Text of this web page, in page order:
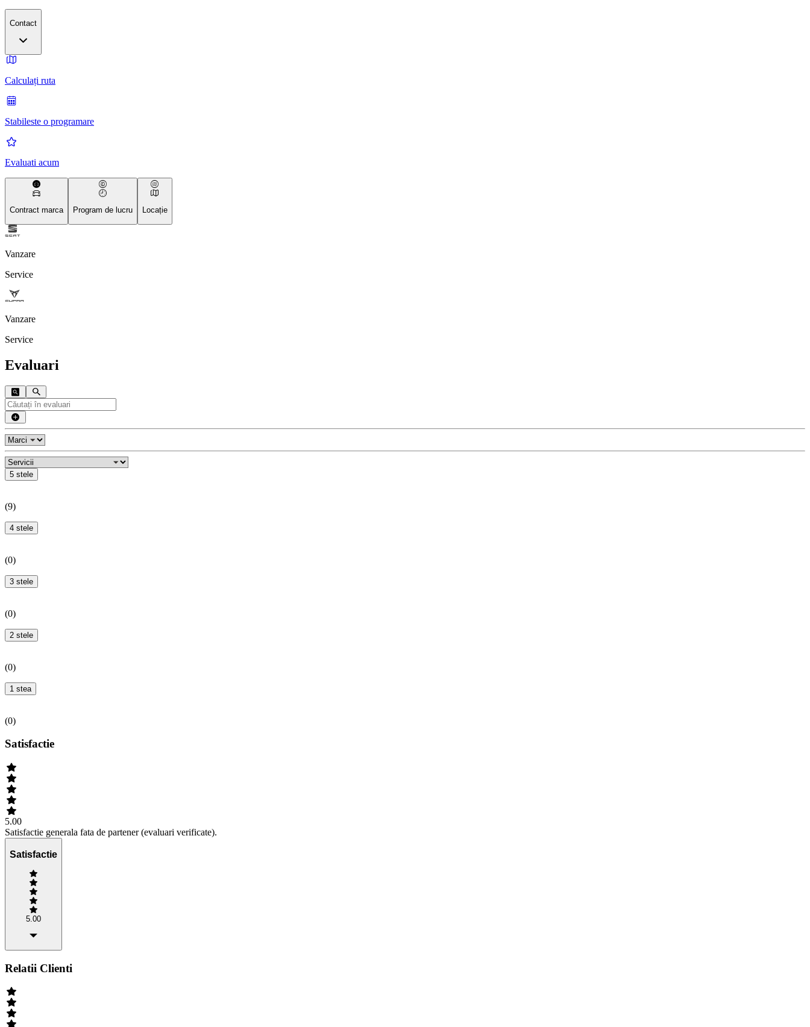
Contact
Calculați ruta
Stabileste o programare
Evaluati acum
Contract marca Program de lucru Locație
Vanzare
Service
Vanzare
Service
Evaluari
5 stele
(9)
4 stele
(0)
3 stele
(0)
2 stele
(0)
1 stea
(0)
Satisfactie
5.00
Satisfactie generala fata de partener (evaluari verificate).
Satisfactie
5.00
Relatii Clienti